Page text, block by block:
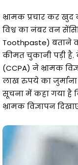
भ्रामक प्रचार कर खुद
विश्व का नंबर वन
Toothpaste) बताने
कीमत चुकानी पड़ी है.
(CCPA) ने भ्रामक
लाख रुपये का
सूचना में कहा गया है
भ्रामक विज्ञापन